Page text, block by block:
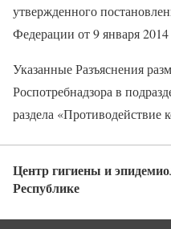
утвержденного
Федерации от 9 января
Указанные Разъяснения
Роспотребнадзора в
раздела «Противодействие
Центр гигиены и
Республике